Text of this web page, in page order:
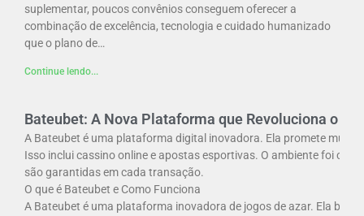
suplementar, poucos convênios conseguem oferecer a
combinação de excelência, tecnologia e cuidado humanizado
que o plano de…
Continue lendo...
Bateubet: A Nova Plataforma que Revoluciona o
A Bateubet é uma plataforma digital inovadora. Ela promete
Isso inclui cassino online e apostas esportivas. O ambiente foi
são garantidas em cada transação.
O que é Bateubet e Como Funciona
A Bateubet é uma plataforma inovadora de jogos de azar. Ela